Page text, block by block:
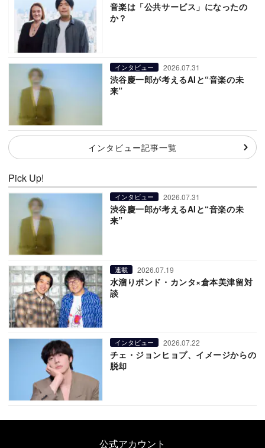
音楽は「公共サービス」になったの
か？
インタビュー 2026.07.31
渋谷慶一郎が考えるAIと“音楽の未
来”
インタビュー記事一覧
Pick Up!
インタビュー 2026.07.31
渋谷慶一郎が考えるAIと“音楽の未
来”
連載 2026.07.19
水溜りボンド・カンタ×倉本美津留対
談
インタビュー 2026.07.22
チェ・ジョンヒョプ、イメージからの
脱却
公式アカウント